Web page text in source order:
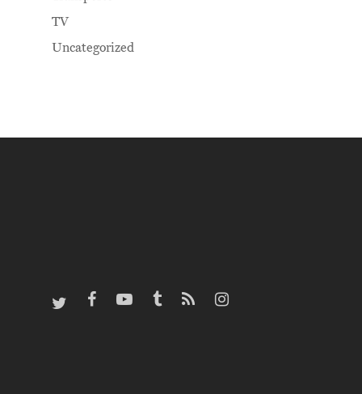
TV
Uncategorized